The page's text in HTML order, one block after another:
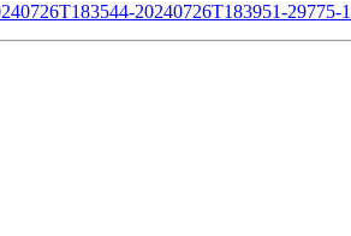
20240726T183951-